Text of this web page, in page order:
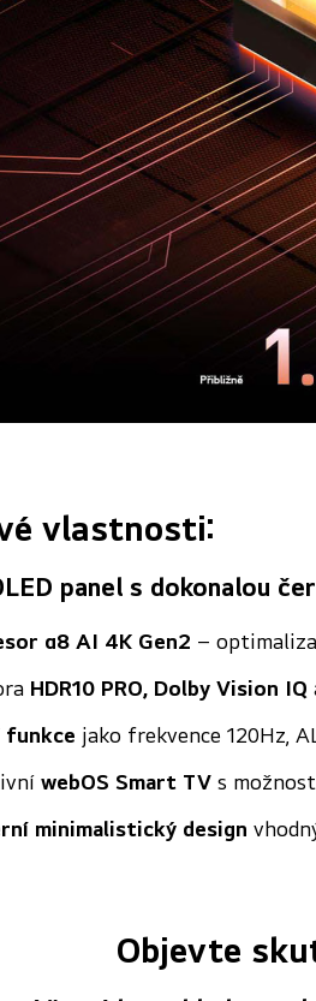
vlastnosti:
panel s dokonalou
α8 AI 4K Gen2 –
HDR10 PRO, Dolby Vision IQ
funkce jako frekvence 120Hz,
webOS Smart TV s
minimalistický design
Objevte